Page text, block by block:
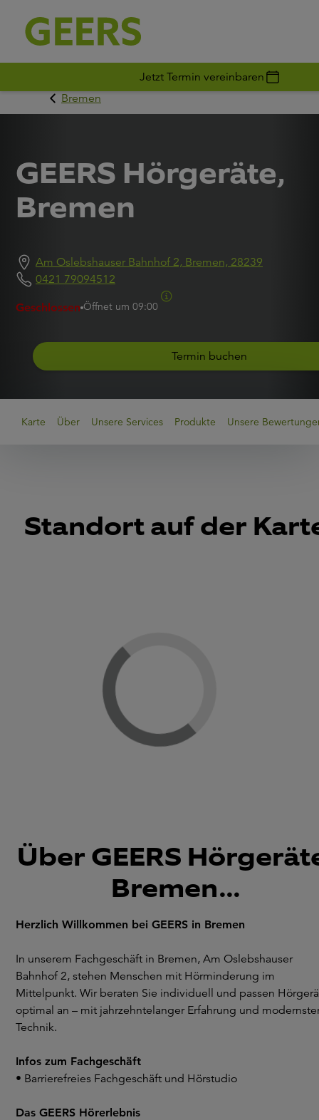
Jetzt Termin vereinbaren
Bremen
GEERS Hörgeräte,
Bremen
Am Oslebshauser Bahnhof 2, Bremen, 28239
0421 79094512
Geschlossen Öffnet um 09:00
Termin buchen
Karte Über Unsere Services Produkte Unsere
Standort auf der
Über GEERS
Bremen...
Herzlich Willkommen bei GEERS in Bremen
In unserem Fachgeschäft in Bremen, Am Oslebshauser
Bahnhof 2, stehen Menschen mit Hörminderung im
Mittelpunkt. Wir beraten Sie individuell und passen
optimal an – mit jahrzehntelanger Erfahrung und
Technik.
Infos zum Fachgeschäft
• Barrierefreies Fachgeschäft und Hörstudio
Das GEERS Hörerlebnis